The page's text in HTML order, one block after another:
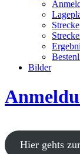
Strecke
Bilder
Hier gehts